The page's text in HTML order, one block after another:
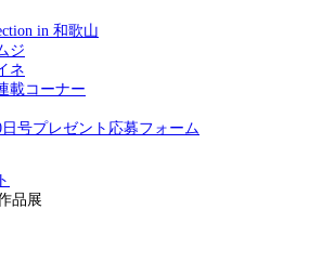
in 和歌山
ジ
ネ
載コーナー
日号プレゼント応募フォーム
品展